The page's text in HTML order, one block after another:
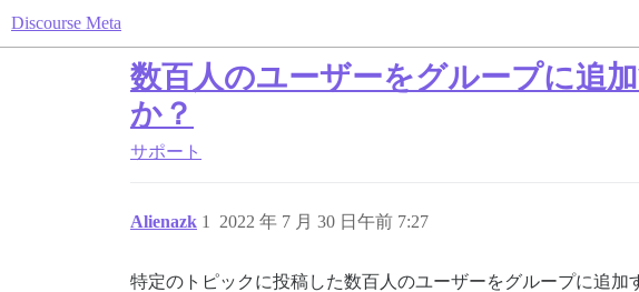
Discourse Meta
数百人のユーザーをグループに追
か？
サポート
Alienazk 2022 年 7 月 30 日午前 7:27
1
特定のトピックに投稿した数百人のユーザーをグループに追加